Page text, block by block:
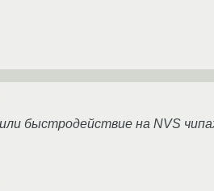
быстродействие на NVS